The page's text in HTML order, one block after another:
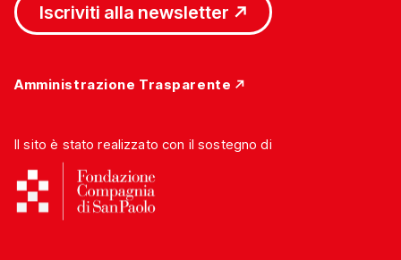
Iscriviti alla newsletter
Amministrazione Trasparente
Il sito è stato realizzato con il sostegno di